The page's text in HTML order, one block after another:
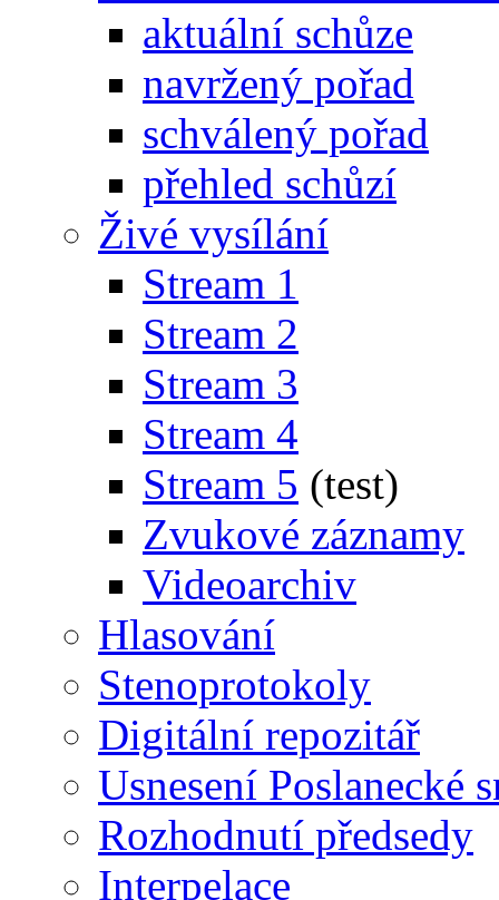
aktuální schůze
navržený pořad
schválený pořad
přehled schůzí
Živé vysílání
Stream 1
Stream 2
Stream 3
Stream 4
Stream 5 (test)
Zvukové záznamy
Videoarchiv
Hlasování
Stenoprotokoly
Digitální repozitář
Usnesení Poslanecké
Rozhodnutí předsedy
Interpelace